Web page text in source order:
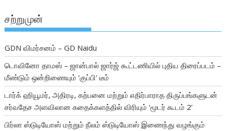
சற்றுமுன்
GDN விமர்சனம் – GD Naidu
டொவினோ தாமஸ் – ஜான்பால் ஜார்ஜ் கூட்டணியில் புதிய திரைப்படம் –
மீண்டும் ஒன்றிணையும் ‘குப்பி’ டீம்
டார்க் ஹியூமர், அதிரடி, கற்பனை மற்றும் எதிர்பாராத திருப்பங்களுடன்
சர்வதேச அளவிலான கதைக்களத்தில் விரியும் ‘மூடர் கூடம் 2’
பிர்லா ஸ்டுடியோஸ் மற்றும் நீலம் ஸ்டுடியோஸ் இணைந்து வழங்கும்